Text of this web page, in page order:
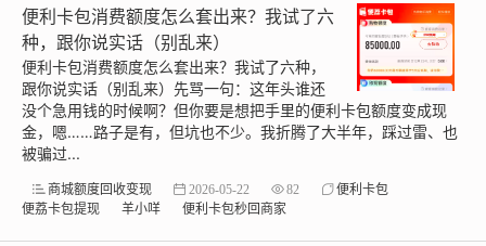
便利卡包消费额度怎么套出来？我试了六
种，跟你说实话（别乱来）
便利卡包消费额度怎么套出来？我试了六种，
跟你说实话（别乱来）先骂一句：这年头谁还
没个急用钱的时候啊？但你要是想把手里的便利卡包额度变成现
金，嗯……路子是有，但坑也不少。我折腾了大半年，踩过雷、也
被骗过...
商城额度回收变现 2026-05-22 82
便利卡包
便荔卡包提现
羊小咩 便利卡包秒回商家